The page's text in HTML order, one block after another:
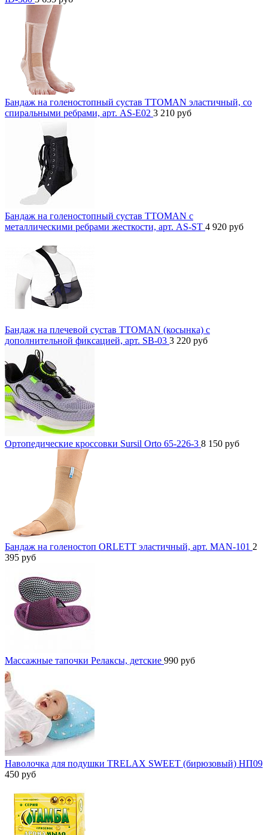
Бандаж на голеностопный сустав TTOMAN эластичный, со
спиральными ребрами, арт. AS-E02 3 210 руб
Бандаж на голеностопный сустав TTOMAN с
металлическими ребрами жесткости, арт. AS-ST 4 920 руб
Бандаж на плечевой сустав TTOMAN (косынка) с
дополнительной фиксацией, арт. SB-03 3 220 руб
Ортопедические кроссовки Sursil Orto 65-226-3 8 150 руб
Бандаж на голеностоп ORLETT эластичный, арт. MAN-101 2
395 руб
Массажные тапочки Релаксы, детские 990 руб
Наволочка для подушки TRELAX SWEET (бирюзовый) НП09
450 руб